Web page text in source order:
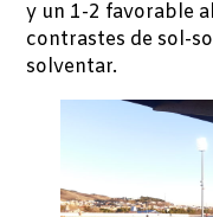
y un 1-2 favorable
contrastes de sol-
solventar.